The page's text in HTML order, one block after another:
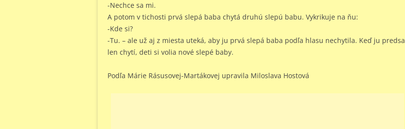
-Nechce sa mi.
A potom v tichosti prvá slepá baba chytá druhú slepú babu. Vykrikuje na ňu:
-Kde si?
-Tu. – ale už aj z miesta uteká, aby ju prvá slepá baba podľa hlasu nechytila. Keď ju predsa
len chytí, deti si volia nové slepé baby.
Podľa Márie Rásusovej-Martákovej upravila Miloslava Hostová